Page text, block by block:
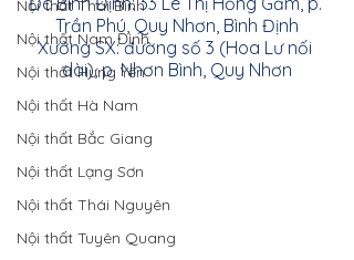
Nội thất Thái Bình
Nội thất Nam Định
Nội thất Hưng Yên
Nội thất Hà Nam
Nội thất Bắc Giang
Nội thất Lạng Sơn
Nội thất Thái Nguyên
Nội thất Tuyên Quang
Trần Phú, Quy Nhơn, Bình Định
Xưởng SX: đường số 3 (Hoa Lư nối
dài), p. Nhơn Bình, Quy Nhơn